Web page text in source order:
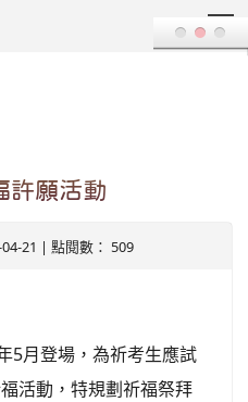
許願活動
21 | 點閱數： 509
5月登場，為祈考生應試
活動，特規劃祈福祭拜